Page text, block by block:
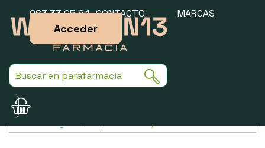
963 33 05 64 CONTACTO MARCAS
Acceder
Usamos cookies para mejorar la experiencia de la web. Si sigues